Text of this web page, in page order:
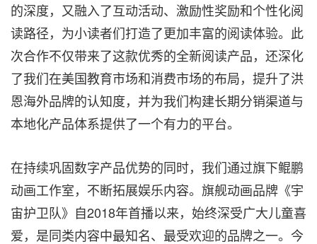
的深度，又融入了互动活动、激励性奖励和个性化阅
读路径，为小读者们打造了更加丰富的阅读体验。此
次合作不仅带来了这款优秀的全新阅读产品，还深化
了我们在美国教育市场和消费市场的布局，提升了洪
恩海外品牌的认知度，并为我们构建长期分销渠道与
本地化产品体系提供了一个有力的平台。
在持续巩固数字产品优势的同时，我们通过旗下鲲鹏
动画工作室，不断拓展娱乐内容。旗舰动画品牌《宇
宙护卫队》自2018年首播以来，始终深受广大儿童喜
爱，是同类内容中最知名、最受欢迎的品牌之一。今